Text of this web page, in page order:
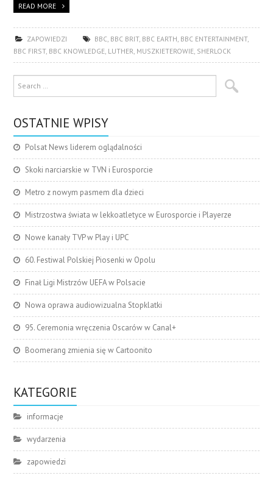
READ MORE
ZAPOWIEDZI BBC BBC BRIT, BBC EARTH BBC ENTERTAINMENT,
BBC FIRST, BBC KNOWLEDGE LUTHER MUSZKIETEROWIE SHERLOCK
OSTATNIE WPISY
Polsat News liderem oglądalności
Skoki narciarskie w TVN i Eurosporcie
Metro z nowym pasmem dla dzieci
Mistrzostwa świata w lekkoatletyce w Eurosporcie i Playerze
Nowe kanały TVP w Play i UPC
60. Festiwal Polskiej Piosenki w Opolu
Finał Ligi Mistrzów UEFA w Polsacie
Nowa oprawa audiowizualna Stopklatki
95. Ceremonia wręczenia Oscarów w Canal+
Boomerang zmienia się w Cartoonito
KATEGORIE
informacje
wydarzenia
zapowiedzi